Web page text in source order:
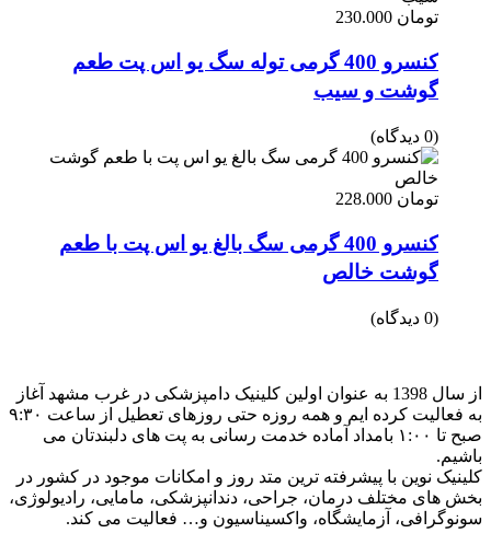
تومان
کنسرو 400 گرمی توله سگ یو اس پت طعم
گوشت و سیب
(0 دیدگاه)
تومان
کنسرو 400 گرمی سگ بالغ یو اس پت با طعم
گوشت خالص
(0 دیدگاه)
از سال 1398 به عنوان اولین کلینیک دامپزشکی در غرب مشهد آغاز
به فعالیت کرده ایم و همه روزه حتی روزهای تعطیل از ساعت ۹:۳۰
صبح تا ۱:۰۰ بامداد آماده خدمت رسانی به پت های دلبندتان می
باشیم.
کلینیک نوین با پیشرفته ترین متد روز و امکانات موجود در کشور در
بخش های مختلف درمان، جراحی، دندانپزشکی، مامایی، رادیولوژی،
سونوگرافی، آزمایشگاه، واکسیناسیون و… فعالیت می کند.